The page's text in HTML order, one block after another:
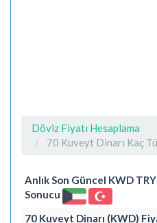
Döviz Fiyatı Hesaplama
70 Kuveyt Dinarı Kaç
Anlık Son Güncel KWD
Sonucu
70 Kuveyt Dinarı (KWD)